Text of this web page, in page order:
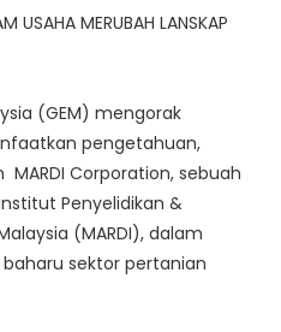
USAHA MERUBAH LANSKAP
(GEM) mengorak
pengetahuan,
Corporation, sebuah
Penyelidikan &
(MARDI), dalam
sektor pertanian